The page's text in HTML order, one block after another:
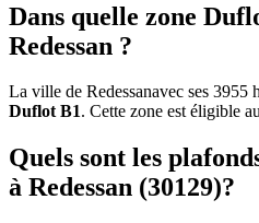
Dans quelle zone
Redessan ?
La ville de Redessanavec ses 3955
Duflot B1. Cette zone est éligible
Quels sont les
à Redessan (30129)?